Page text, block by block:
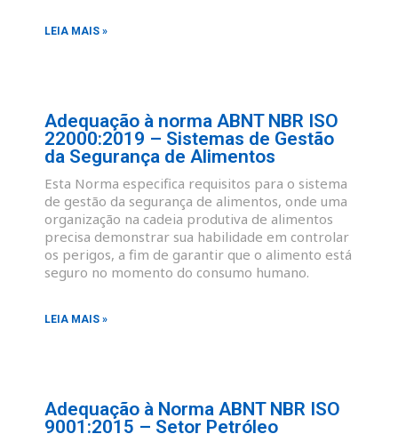
LEIA MAIS »
Adequação à norma ABNT NBR ISO
22000:2019 – Sistemas de Gestão
da Segurança de Alimentos
Esta Norma especifica requisitos para o sistema
de gestão da segurança de alimentos, onde uma
organização na cadeia produtiva de alimentos
precisa demonstrar sua habilidade em controlar
os perigos, a fim de garantir que o alimento está
seguro no momento do consumo humano.
LEIA MAIS »
Adequação à Norma ABNT NBR ISO
9001:2015 – Setor Petróleo